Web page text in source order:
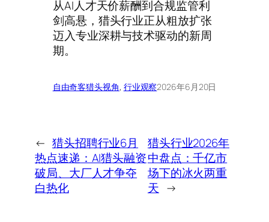
从AI人才天价薪酬到合规监管利
剑高悬，猎头行业正从粗放扩张
迈入专业深耕与技术驱动的新周
期。
自由奇客猎头视角, 行业观察2026年6月20日
← 猎头招聘行业6月
热点速递：AI猎头融资
破局、大厂人才争夺
白热化
猎头行业2026年
中盘点：千亿市
场下的冰火两重
天 →